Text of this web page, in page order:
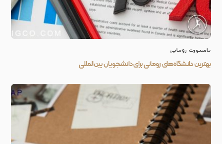
پاسپورت رومانی
بهترین دانشگاه‌های رومانی برای دانشجویان بین‌المللی